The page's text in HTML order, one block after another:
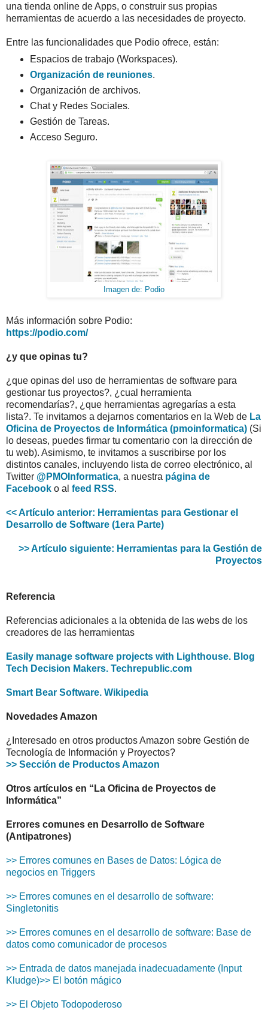
una tienda online de Apps, o construir sus propias
herramientas de acuerdo a las necesidades de proyecto.
Entre las funcionalidades que Podio ofrece, están:
Espacios de trabajo (Workspaces).
Organización de reuniones.
Organización de archivos.
Chat y Redes Sociales.
Gestión de Tareas.
Acceso Seguro.
Imagen de: Podio
Más información sobre Podio:
https://podio.com/
¿y que opinas tu?
¿que opinas del uso de herramientas de software para
gestionar tus proyectos?, ¿cual herramienta
recomendarías?, ¿que herramientas agregarías a esta
lista?. Te invitamos a dejarnos comentarios en la Web de La
Oficina de Proyectos de Informática (pmoinformatica) (Si
lo deseas, puedes firmar tu comentario con la dirección de
tu web). Asimismo, te invitamos a suscribirse por los
distintos canales, incluyendo lista de correo electrónico, al
Twitter @PMOInformatica, a nuestra página de
Facebook o al feed RSS.
<< Artículo anterior: Herramientas para Gestionar el
Desarrollo de Software (1era Parte)
>> Artículo siguiente: Herramientas para la Gestión de
Proyectos
Referencia
Referencias adicionales a la obtenida de las webs de los
creadores de las herramientas
Easily manage software projects with Lighthouse. Blog
Tech Decision Makers. Techrepublic.com
Smart Bear Software. Wikipedia
Novedades Amazon
¿Interesado en otros productos Amazon sobre Gestión de
Tecnología de Información y Proyectos?
>> Sección de Productos Amazon
Otros artículos en “La Oficina de Proyectos de
Informática”
Errores comunes en Desarrollo de Software
(Antipatrones)
>> Errores comunes en Bases de Datos: Lógica de
negocios en Triggers
>> Errores comunes en el desarrollo de software:
Singletonitis
>> Errores comunes en el desarrollo de software: Base de
datos como comunicador de procesos
>> Entrada de datos manejada inadecuadamente (Input
Kludge)>> El botón mágico
>> El Objeto Todopoderoso